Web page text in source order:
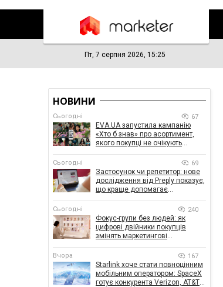
Пт, 7 серпня 2026, 15:25
НОВИНИ
Сьогодні 67
EVA.UA запустила кампанію
«Хто б знав» про асортимент,
якого покупці не очікують
Сьогодні 69
Застосунок чи репетитор: нове
дослідження від Preply показує,
що краще допомагає
Сьогодні 240
Фокус-групи без людей: як
цифрові двійники покупців
змінять маркетингові
Вчора 167
Starlink хоче стати повноцінним
мобільним оператором: SpaceX
готує конкурента Verizon, AT&T і